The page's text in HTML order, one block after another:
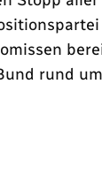
rund